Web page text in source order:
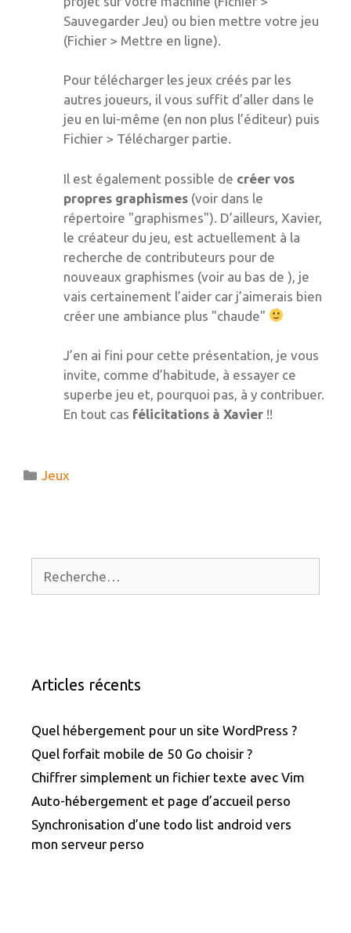
Sauvegarder Jeu) ou bien mettre votre jeu
(Fichier > Mettre en ligne).
Pour télécharger les jeux créés par les
autres joueurs, il vous suffit d’aller dans le
jeu en lui-même (en non plus l’éditeur) puis
Fichier > Télécharger partie.
Il est également possible de créer vos
propres graphismes (voir dans le
répertoire "graphismes"). D’ailleurs, Xavier,
le créateur du jeu, est actuellement à la
recherche de contributeurs pour de
nouveaux graphismes (voir au bas de ), je
vais certainement l’aider car j’aimerais bien
créer une ambiance plus "chaude"
J’en ai fini pour cette présentation, je vous
invite, comme d’habitude, à essayer ce
superbe jeu et, pourquoi pas, à y contribuer.
En tout cas félicitations à Xavier !!
Catégories
Jeux
Articles récents
Quel hébergement pour un site WordPress ?
Quel forfait mobile de 50 Go choisir ?
Chiffrer simplement un fichier texte avec Vim
Auto-hébergement et page d’accueil perso
Synchronisation d’une todo list android vers
mon serveur perso